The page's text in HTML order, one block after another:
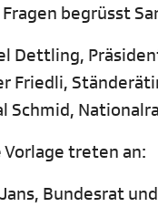
begrüsst
Dettling,
Friedli,
Schmid,
Vorlage treten an:
Bundesrat